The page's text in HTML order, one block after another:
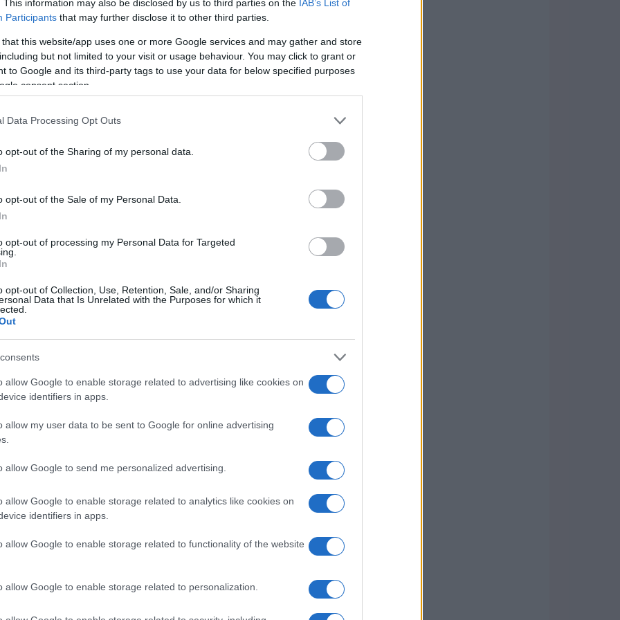
This information may also be disclosed by us to third parties on the IAB’s List of
Participants that may further disclose it to other third parties.
that this website/app uses one or more Google services and may gather and store
but not limited to your visit or usage behaviour. You may click to grant or
to Google and its third-party tags to use your data for below specified purposes
consent section.
Data Processing Opt Outs
opt-out of the Sharing of my personal data.
opt-out of the Sale of my Personal Data.
opt-out of processing my Personal Data for Targeted
opt-out of Collection, Use, Retention, Sale, and/or Sharing
Data that Is Unrelated with the Purposes for which it
allow Google to enable storage related to advertising like cookies on
identifiers in apps.
allow my user data to be sent to Google for online advertising
allow Google to send me personalized advertising.
allow Google to enable storage related to analytics like cookies on
identifiers in apps.
allow Google to enable storage related to functionality of the website
allow Google to enable storage related to personalization.
di grande fascino, è la residenza
dal 4 al 6 gennaio, la località ospita la
Festa
Durante la manifestazione, i visitatori
e spettacoli dal vivo. L’atmosfera è arricchita
per le strade, simbolo della tradizione di
in cui il sindaco di Urbania consegna le
segna ufficialmente l’inizio delle
è possibile gustare le specialità
street food, lasciandosi trasportare dalla